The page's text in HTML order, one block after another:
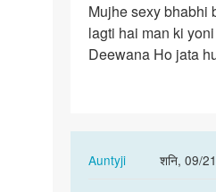
Mujhe
sexy
bhabhi
Mujhe sexy bhabhi
lagti hai man ki
Deewana Ho jata
Auntyji
शनि, 09/
In